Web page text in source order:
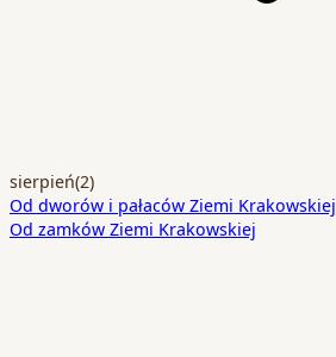
sierpień(2)
Od dworów i pałaców Ziemi Krakowskiej
Od zamków Ziemi Krakowskiej